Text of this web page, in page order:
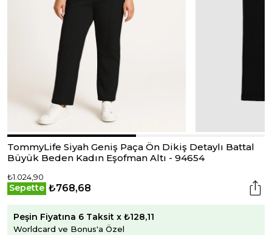
TommyLife Siyah Geniş Paça Ön Dikiş Detaylı Battal
Büyük Beden Kadın Eşofman Altı - 94654
₺1.024,90
Sepette ₺768,68
Peşin Fiyatına 6 Taksit x ₺128,11
Worldcard ve Bonus'a Özel